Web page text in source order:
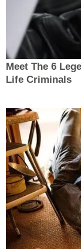
Meet The 6
Life Criminals